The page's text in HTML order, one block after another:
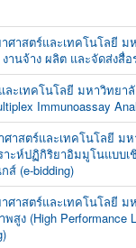
ศาสตร์และเทคโนโลยี ม
านจ้าง ผลิต และจัดส่งสื่
ะเทคโนโลยี มหาวิทยา
Immunoassay
าสตร์และเทคโนโลยี มห
าะห์ปฏิกิริยาอิมมูโนแบบ
ส์ (e-bidding)
ศาสตร์และเทคโนโลยี
สูง (High Performance